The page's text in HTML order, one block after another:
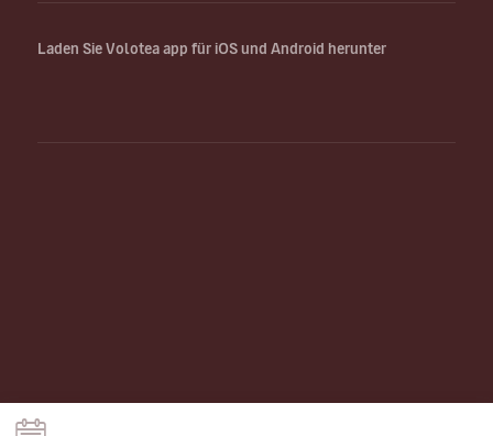
Laden Sie Volotea app für iOS und Android herunter